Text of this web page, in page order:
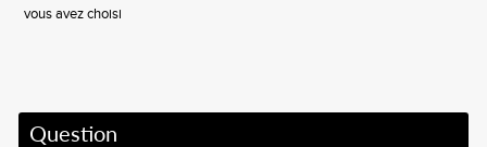
vous avez choisi
Question